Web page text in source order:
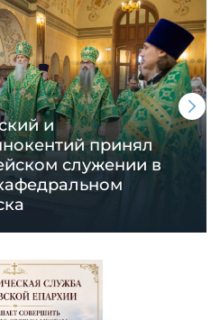
и
принял
служении в